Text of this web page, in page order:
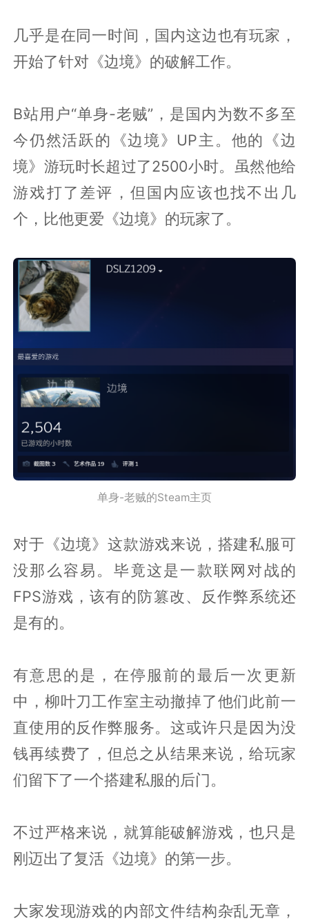
几乎是在同一时间，国内这边也有玩家，
开始了针对《边境》的破解工作。
B站用户“单身-老贼”，是国内为数不多至
今仍然活跃的《边境》UP主。他的《边
境》游玩时长超过了2500小时。虽然他给
游戏打了差评，但国内应该也找不出几
个，比他更爱《边境》的玩家了。
单身-老贼的Steam主页
对于《边境》这款游戏来说，搭建私服可
没那么容易。毕竟这是一款联网对战的
FPS游戏，该有的防篡改、反作弊系统还
是有的。
有意思的是，在停服前的最后一次更新
中，柳叶刀工作室主动撤掉了他们此前一
直使用的反作弊服务。这或许只是因为没
钱再续费了，但总之从结果来说，给玩家
们留下了一个搭建私服的后门。
不过严格来说，就算能破解游戏，也只是
刚迈出了复活《边境》的第一步。
大家发现游戏的内部文件结构杂乱无章，